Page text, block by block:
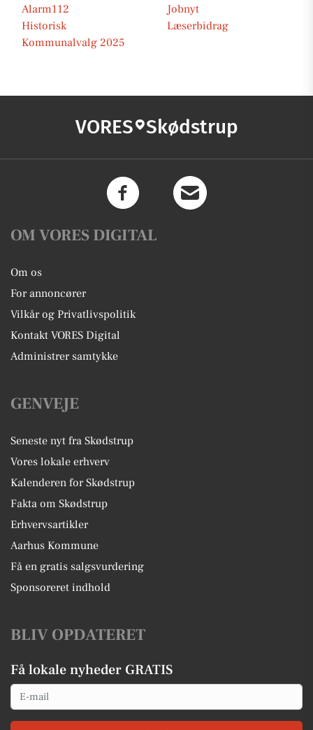
Alarm112
Jobnyt
Historisk
Læserbidrag
Kommunalvalg 2025
VORES Skødstrup
OM VORES DIGITAL
Om os
For annoncører
Vilkår og Privatlivspolitik
Kontakt VORES Digital
Administrer samtykke
GENVEJE
Seneste nyt fra Skødstrup
Vores lokale erhverv
Kalenderen for Skødstrup
Fakta om Skødstrup
Erhvervsartikler
Aarhus Kommune
Få en gratis salgsvurdering
Sponsoreret indhold
BLIV OPDATERET
Få lokale nyheder GRATIS
Email